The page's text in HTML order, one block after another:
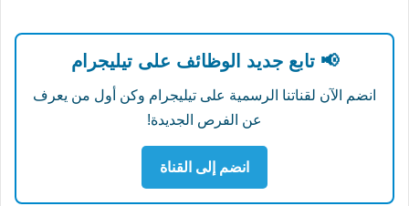
📢 تابع جديد الوظائف على تيليجرام
انضم الآن لقناتنا الرسمية على تيليجرام وكن أول من يعرف
عن الفرص الجديدة!
انضم إلى القناة